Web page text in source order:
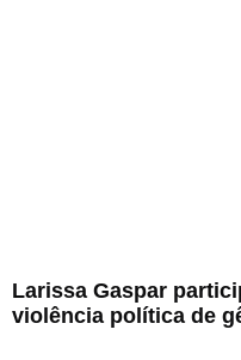
Larissa Gaspar
violência política de